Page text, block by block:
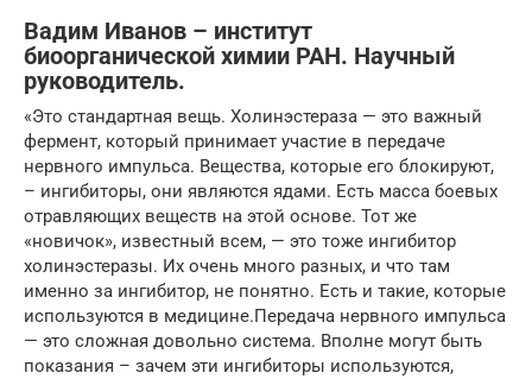
Вадим Иванов – институт
биоорганической химии РАН. Научный
руководитель.
«Это стандартная вещь. Холинэстераза — это важный
фермент, который принимает участие в передаче
нервного импульса. Вещества, которые его блокируют,
– ингибиторы, они являются ядами. Есть масса боевых
отравляющих веществ на этой основе. Тот же
«новичок», известный всем, — это тоже ингибитор
холинэстеразы. Их очень много разных, и что там
именно за ингибитор, не понятно. Есть и такие, которые
используются в медицине.Передача нервного импульса
— это сложная довольно система. Вполне могут быть
показания – зачем эти ингибиторы используются,